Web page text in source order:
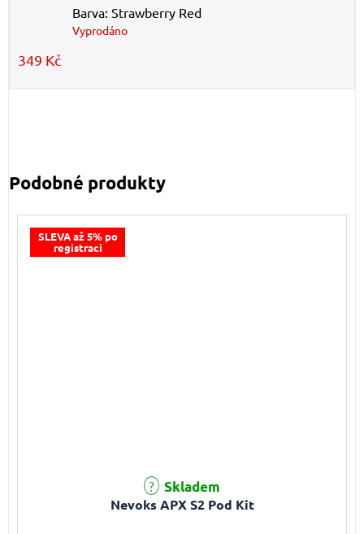
Barva: Strawberry Red
Vyprodáno
349 Kč
SLEVA až 5% po
registraci
Nevoks APX S2 Pod Kit
Průměrné hodnocení produktu je 5,0 z 5 hvězdiček.
Skladem